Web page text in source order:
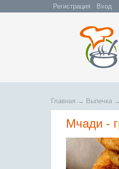
Регистрация Вход
Главная → Выпечка →
Мчади -